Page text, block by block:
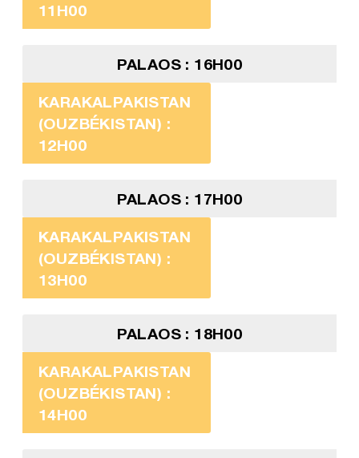
11H00
PALAOS : 16H00
KARAKALPAKISTAN
(OUZBÉKISTAN) :
12H00
PALAOS : 17H00
KARAKALPAKISTAN
(OUZBÉKISTAN) :
13H00
PALAOS : 18H00
KARAKALPAKISTAN
(OUZBÉKISTAN) :
14H00